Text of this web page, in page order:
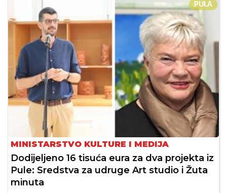
PULA
MINISTARSTVO KULTURE I MEDIJA
Dodijeljeno 16 tisuća eura za dva projekta iz
Pule: Sredstva za udruge Art studio i Žuta
minuta